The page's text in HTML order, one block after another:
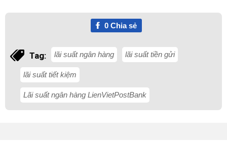
0Chia sẻ
Tag: lãi suất ngân hàng lãi suất tiền gửi
lãi suất tiết kiệm
Lãi suất ngân hàng LienVietPostBank